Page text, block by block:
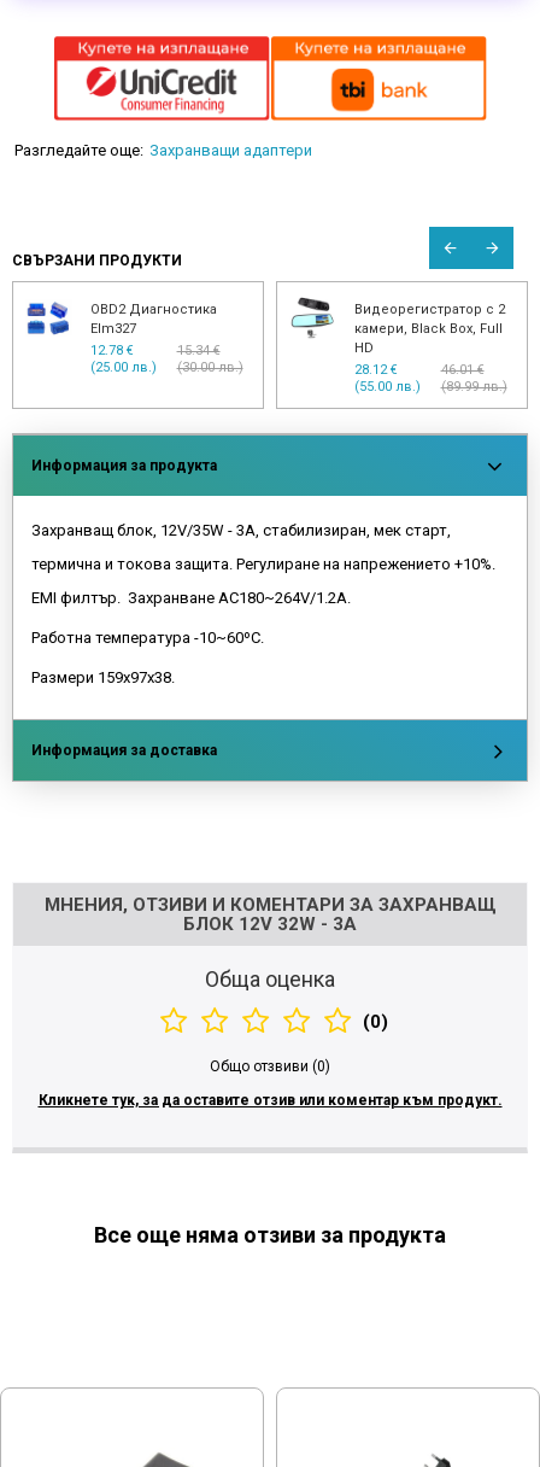
Разгледайте още: Захранващи адаптери
СВЪРЗАНИ ПРОДУКТИ
OBD2 Диагностика
Elm327
12.78 €
(25.00 лв.)
15.34 €
(30.00 лв.)
Видеорегистратор с 2
камери, Black Box, Full
HD
28.12 €
(55.00 лв.)
46.01 €
(89.99 лв.)
Информация за продукта
Захранващ блок, 12V/35W - 3A, стабилизиран, мек старт,
термична и токова защита. Регулиране на напрежението +10%.
EMI филтър. Захранване AC180~264V/1.2A.
Работна температура -10~60ºC.
Размери 159х97х38.
Информация за доставка
МНЕНИЯ, ОТЗИВИ И КОМЕНТАРИ ЗА ЗАХРАНВАЩ
БЛОК 12V 32W - 3A
Обща оценка
(0)
Общо отзвиви (0)
Кликнете тук, за да оставите отзив или коментар към продукт.
Все още няма отзиви за продукта